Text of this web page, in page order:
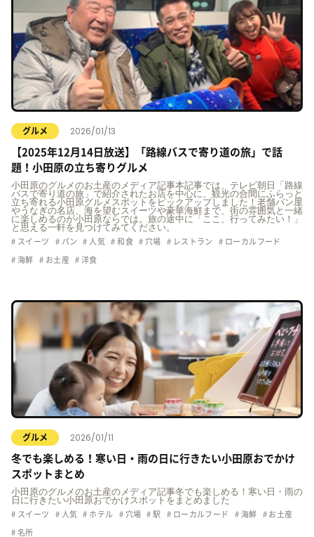
グルメ 2026/01/13
【2025年12月14日放送】「路線バスで寄り道の旅」で話
題！小田原の立ち寄りグルメ
小田原のグルメのお土産のメディア記事本記事では、テレビ朝日「路線
バスで寄り道の旅」で紹介されたお店を中心に、観光の合間にふらっと
立ち寄れる小田原グルメスポットをピックアップしました！老舗パン屋
やうなぎの名店、海を望むスイーツや豪華海鮮まで、街の雰囲気と一緒
に楽しめるのが小田原ならでは。旅の途中に「ここ、行ってみたい！」
と思える一軒を見つけてみてください。
スイーツ パン 人気 和食 穴場 レストラン ローカルフード
海鮮 お土産 洋食
グルメ 2026/01/11
冬でも楽しめる！寒い日・雨の日に行きたい小田原おでかけ
スポットまとめ
小田原のグルメのお土産のメディア記事冬でも楽しめる！寒い日・雨の
日に行きたい小田原おでかけスポットをまとめました
スイーツ 人気 ホテル 穴場 駅 ローカルフード 海鮮 お土産
名所